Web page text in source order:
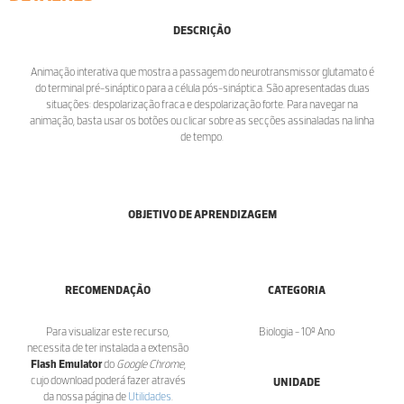
DESCRIÇÃO
Animação interativa que mostra a passagem do neurotransmissor glutamato é
do terminal pré-sináptico para a célula pós-sináptica. São apresentadas duas
situações: despolarização fraca e despolarização forte. Para navegar na
animação, basta usar os botões ou clicar sobre as secções assinaladas na linha
de tempo.
OBJETIVO DE APRENDIZAGEM
RECOMENDAÇÃO
Para visualizar este recurso,
necessita de ter instalada a extensão
Flash Emulatordo Google Chrome,
cujo download poderá fazer através
da nossa página de Utilidades
CATEGORIA
Biologia - 10º Ano
UNIDADE